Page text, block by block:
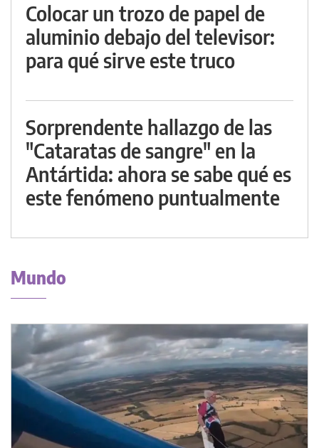
Colocar un trozo de papel de
aluminio debajo del televisor:
para qué sirve este truco
Sorprendente hallazgo de las
"Cataratas de sangre" en la
Antártida: ahora se sabe qué es
este fenómeno puntualmente
Mundo